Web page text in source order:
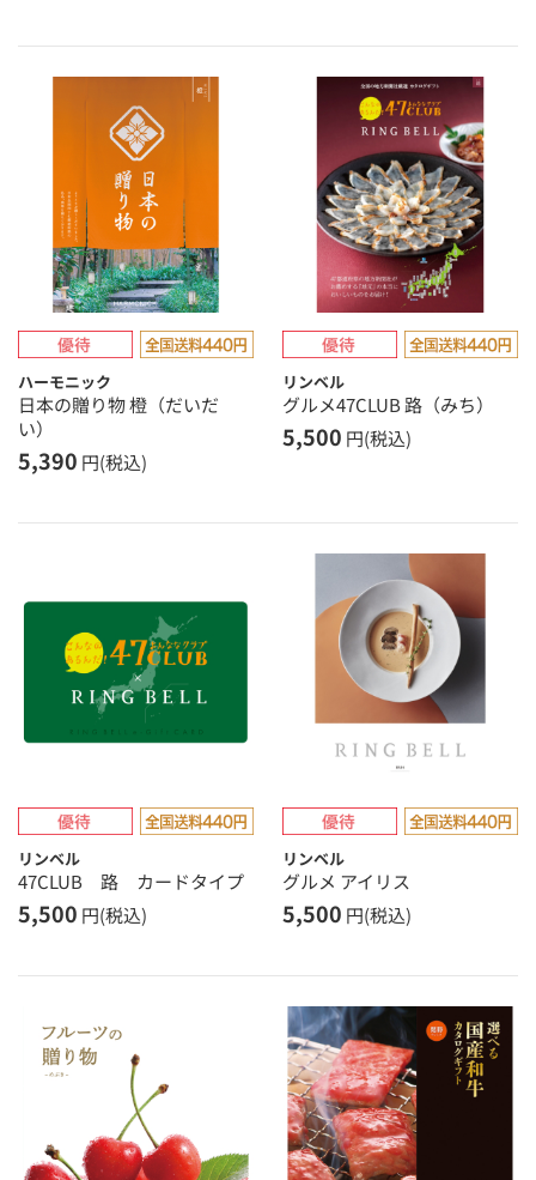
ハーモニック
日本の贈り物 橙（だいだ
い）
5,390 円(税込)
リンベル
グルメ47CLUB 路（みち）
5,500 円(税込)
リンベル
47CLUB 路 カードタイプ
5,500 円(税込)
リンベル
グルメ アイリス
5,500 円(税込)